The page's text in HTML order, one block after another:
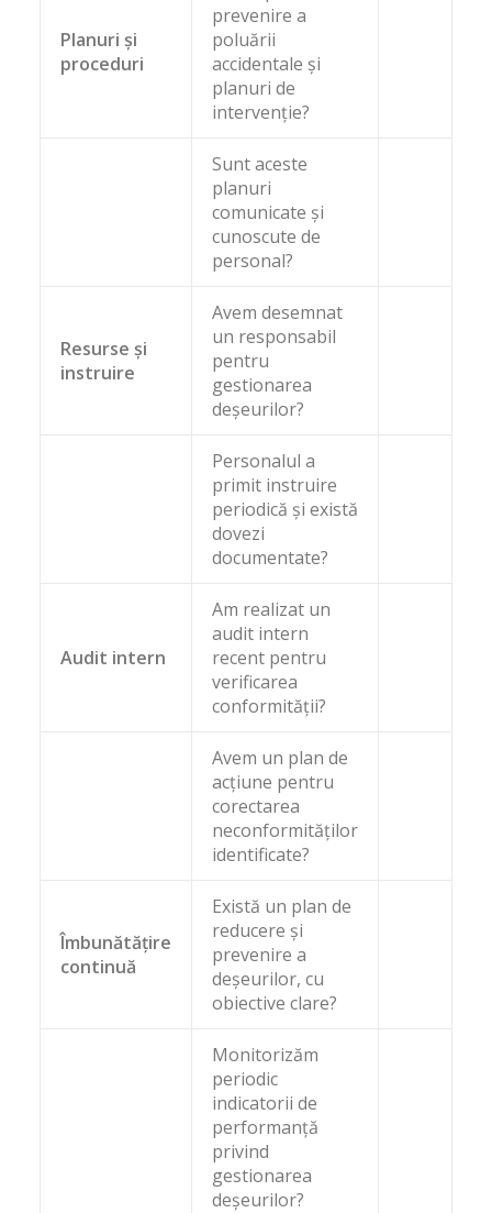
Planuri și
proceduri
prevenire a
poluării
accidentale și
planuri de
intervenție?
Sunt aceste
planuri
comunicate și
cunoscute de
personal?
Resurse și
instruire
Avem desemnat
un responsabil
pentru
gestionarea
deșeurilor?
Personalul a
primit instruire
periodică și există
dovezi
documentate?
Audit intern
Am realizat un
audit intern
recent pentru
verificarea
conformității?
Avem un plan de
acțiune pentru
corectarea
neconformităților
identificate?
Îmbunătățire
continuă
Există un plan de
reducere și
prevenire a
deșeurilor, cu
obiective clare?
Monitorizăm
periodic
indicatorii de
performanță
privind
gestionarea
deșeurilor?